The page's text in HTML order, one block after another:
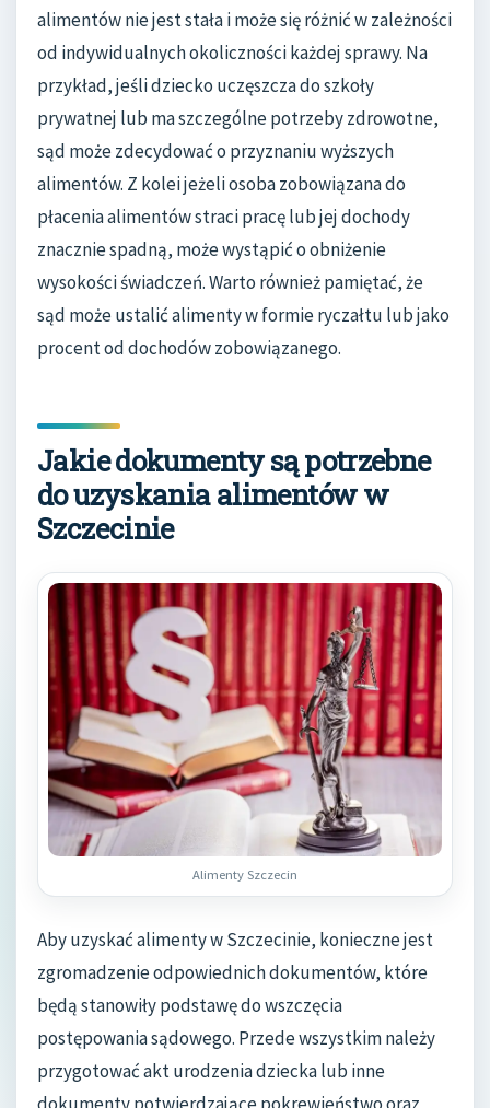
alimentów nie jest stała i może się różnić w zależności
od indywidualnych okoliczności każdej sprawy. Na
przykład, jeśli dziecko uczęszcza do szkoły
prywatnej lub ma szczególne potrzeby zdrowotne,
sąd może zdecydować o przyznaniu wyższych
alimentów. Z kolei jeżeli osoba zobowiązana do
płacenia alimentów straci pracę lub jej dochody
znacznie spadną, może wystąpić o obniżenie
wysokości świadczeń. Warto również pamiętać, że
sąd może ustalić alimenty w formie ryczałtu lub jako
procent od dochodów zobowiązanego.
Jakie dokumenty są potrzebne
do uzyskania alimentów w
Szczecinie
Alimenty Szczecin
Aby uzyskać alimenty w Szczecinie, konieczne jest
zgromadzenie odpowiednich dokumentów, które
będą stanowiły podstawę do wszczęcia
postępowania sądowego. Przede wszystkim należy
przygotować akt urodzenia dziecka lub inne